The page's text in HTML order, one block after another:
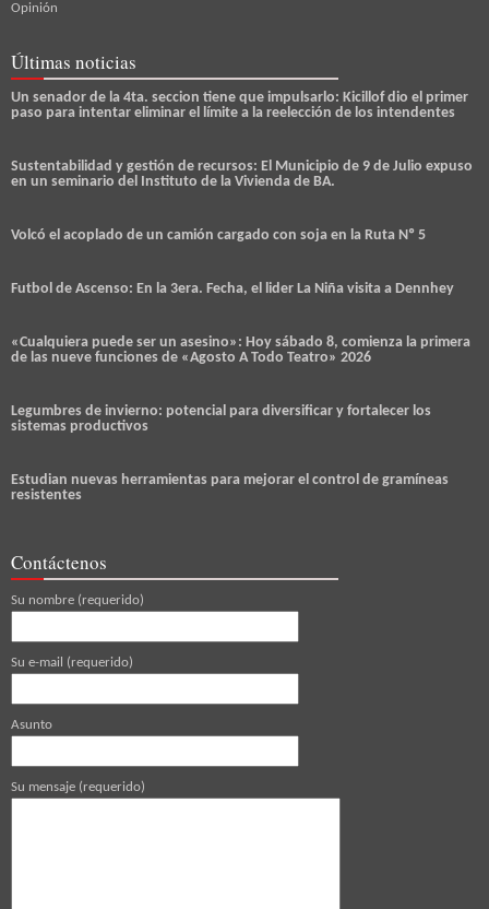
Opinión
Últimas noticias
Un senador de la 4ta. seccion tiene que impulsarlo: Kicillof dio el primer
paso para intentar eliminar el límite a la reelección de los intendentes
Sustentabilidad y gestión de recursos: El Municipio de 9 de Julio expuso
en un seminario del Instituto de la Vivienda de BA.
Volcó el acoplado de un camión cargado con soja en la Ruta Nº 5
Futbol de Ascenso: En la 3era. Fecha, el lider La Niña visita a Dennhey
«Cualquiera puede ser un asesino»: Hoy sábado 8, comienza la primera
de las nueve funciones de «Agosto A Todo Teatro» 2026
Legumbres de invierno: potencial para diversificar y fortalecer los
sistemas productivos
Estudian nuevas herramientas para mejorar el control de gramíneas
resistentes
Contáctenos
Su nombre (requerido)
Su e-mail (requerido)
Asunto
Su mensaje (requerido)